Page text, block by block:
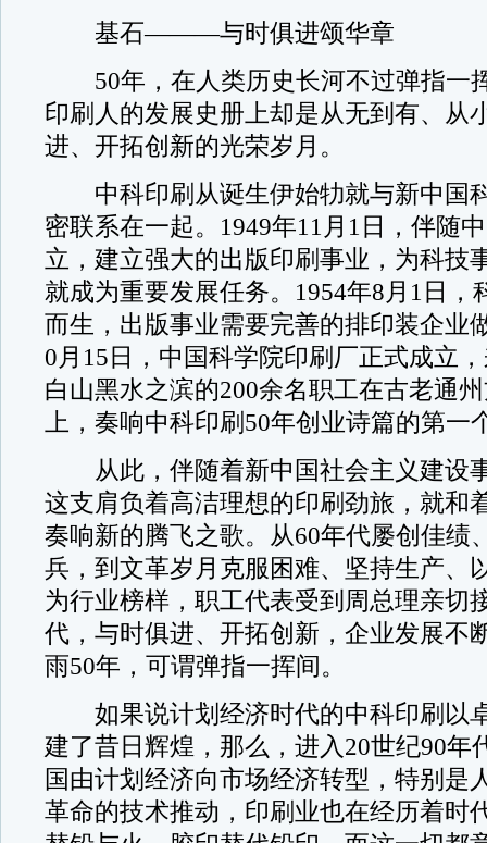
基石———与时俱进颂华章
50年，在人类历史长河不过弹指一
印刷人的发展史册上却是从无到有、从
进、开拓创新的光荣岁月。
中科印刷从诞生伊始牞就与新中国
密联系在一起。1949年11月1日，伴随
立，建立强大的出版印刷事业，为科技
就成为重要发展任务。1954年8月1日，
而生，出版事业需要完善的排印装企业
0月15日，中国科学院印刷厂正式成立
白山黑水之滨的200余名职工在古老通
上，奏响中科印刷50年创业诗篇的第一
从此，伴随着新中国社会主义建设
这支肩负着高洁理想的印刷劲旅，就和
奏响新的腾飞之歌。从60年代屡创佳绩
兵，到文革岁月克服困难、坚持生产、
为行业榜样，职工代表受到周总理亲切
代，与时俱进、开拓创新，企业发展不
雨50年，可谓弹指一挥间。
如果说计划经济时代的中科印刷以
建了昔日辉煌，那么，进入20世纪90年
国由计划经济向市场经济转型，特别是
革命的技术推动，印刷业也在经历着时